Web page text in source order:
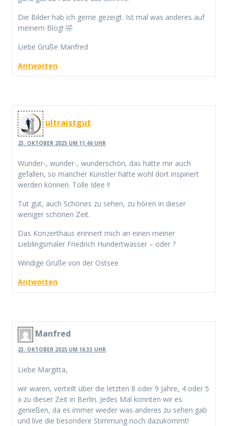
Die Bilder hab ich gerne gezeigt. Ist mal was anderes auf
meinem Blog! 🤣
Liebe Grüße Manfred
Antworten
ultraistgut
23. OKTOBER 2025 UM 11:46 UHR
Wunder-, wunder-, wunderschön, das hätte mir auch
gefallen, so mancher Künstler hätte wohl dort inspiriert
werden können. Tolle Idee !!
Tut gut, auch Schönes zu sehen, zu hören in dieser
weniger schönen Zeit.
Das Konzerthaus erinnert mich an einen meiner
Lieblingsmaler Friedrich Hundertwasser – oder ?
Windige Grüße von der Ostsee
Antworten
Manfred
23. OKTOBER 2025 UM 16:33 UHR
Liebe Margitta,
wir waren, verteilt über die letzten 8 oder 9 Jahre, 4 oder 5
x zu dieser Zeit in Berlin. Jedes Mal konnten wir es
genießen, da es immer wieder was anderes zu sehen gab
und live die besondere Stimmung noch dazukommt!